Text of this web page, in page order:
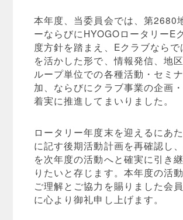
本年度、当委員会では、第2680
ーならびにHYOGOロータリーE
度方針を踏まえ、Eクラブならで
を活かした形で、情報発信、地
ループ単位での各種活動・セミ
加、ならびにクラブ事業の企画
着実に推進してまいりました。
ロータリー年度末を迎えるにあ
に記す後期活動計画を再確認し
を次年度の活動へと確実に引き
りたいと存じます。本年度の活動
ご理解とご協力を賜りました会
に心より御礼申し上げます。